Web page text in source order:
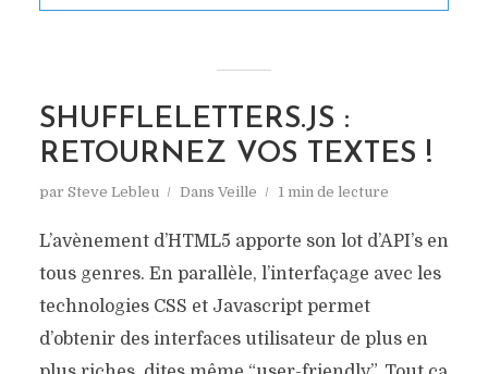
SHUFFLELETTERS.JS :
RETOURNEZ VOS TEXTES !
par Steve Lebleu Dans Veille 1 min de lecture
L’avènement d’HTML5 apporte son lot d’API’s en
tous genres. En parallèle, l’interfaçage avec les
technologies CSS et Javascript permet
d’obtenir des interfaces utilisateur de plus en